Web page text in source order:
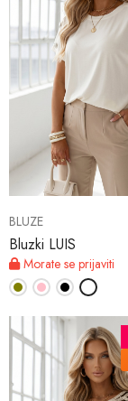
BLUZE
Bluzki LUIS
Morate se prijaviti